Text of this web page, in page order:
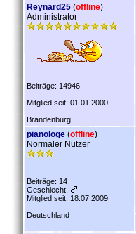
Reynard25 (offline)
Administrator
Beiträge: 14946
Mitglied seit: 01.01.2000
Brandenburg
pianologe (offline)
Normaler Nutzer
Beiträge: 14
Geschlecht:
Mitglied seit: 18.07.2009
Deutschland